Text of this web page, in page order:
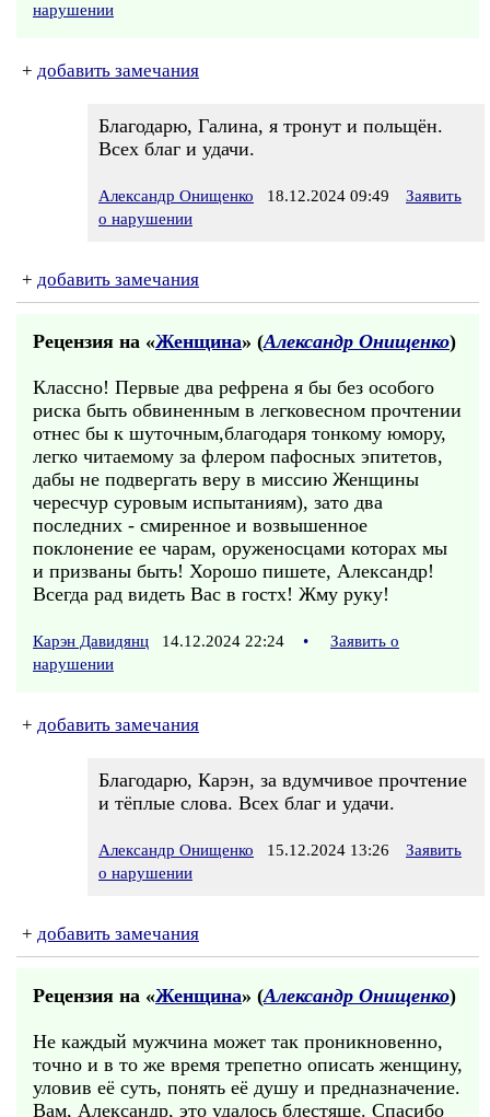
нарушении
+ добавить замечания
Благодарю, Галина, я тронут и польщён.
Всех благ и удачи.
Александр Онищенко 18.12.2024 09:49
Заявить
о нарушении
+ добавить замечания
Рецензия на «Женщина» (Александр Онищенко)
Классно! Первые два рефрена я бы без особого
риска быть обвиненным в легковесном прочтении
отнес бы к шуточным,благодаря тонкому юмору,
легко читаемому за флером пафосных эпитетов,
дабы не подвергать веру в миссию Женщины
чересчур суровым испытаниям), зато два
последних - смиренное и возвышенное
поклонение ее чарам, оруженосцами которах мы
и призваны быть! Хорошо пишете, Александр!
Всегда рад видеть Вас в гостх! Жму руку!
Карэн Давидянц 14.12.2024 22:24 •
Заявить о
нарушении
+ добавить замечания
Благодарю, Карэн, за вдумчивое прочтение
и тёплые слова. Всех благ и удачи.
Александр Онищенко 15.12.2024 13:26
Заявить
о нарушении
+ добавить замечания
Рецензия на «Женщина» (Александр Онищенко)
Не каждый мужчина может так проникновенно,
точно и в то же время трепетно описать женщину,
уловив её суть, понять её душу и предназначение.
Вам, Александр, это удалось блестяще. Спасибо